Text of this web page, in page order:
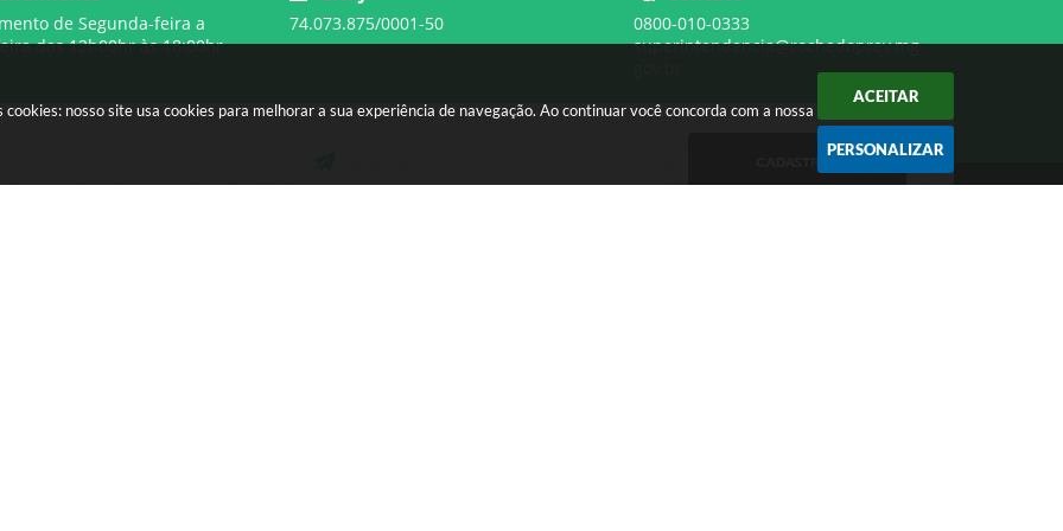
nosso site usa cookies para melhorar a sua experiência de navegação. Ao continuar você concorda com a nossa
ACEITAR
PERSONALIZAR
de Segunda-feira a
das 12h00hr às 18:00hr
74.073.875/0001-50
0800-010-0333
superintendencia@rochedoprev.mg.
CADASTRAR